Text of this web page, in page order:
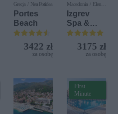
Grecja / Nea Potidea
Portes
Beach
3422 zł
za osobę
Macedonia / Elen
Kamen
Izgrev
Spa &
Aquapark
3175 zł
za osobę
First
Minute